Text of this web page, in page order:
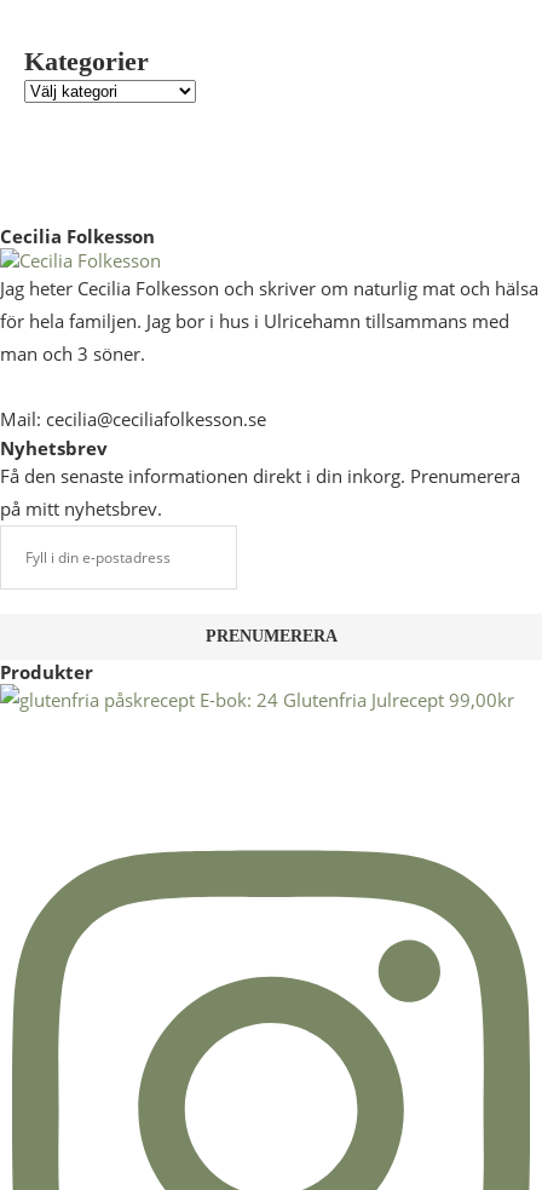
Kategorier
Cecilia Folkesson
Jag heter Cecilia Folkesson och skriver om naturlig mat och hälsa
för hela familjen. Jag bor i hus i Ulricehamn tillsammans med
man och 3 söner.
Mail: cecilia@ceciliafolkesson.se
Nyhetsbrev
Få den senaste informationen direkt i din inkorg. Prenumerera
på mitt nyhetsbrev.
Produkter
E-bok: 24 Glutenfria Julrecept 99,00kr